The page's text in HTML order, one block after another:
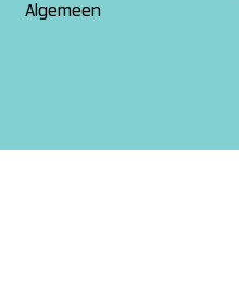
Algemeen